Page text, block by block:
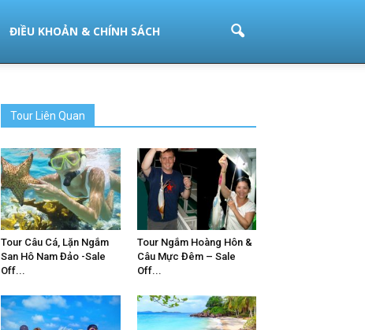
ĐIỀU KHOẢN & CHÍNH SÁCH
Tour Liên Quan
Tour Câu Cá, Lặn Ngắm
San Hô Nam Đảo -Sale
Off...
Tour Ngắm Hoàng Hôn &
Câu Mực Đêm – Sale
Off...